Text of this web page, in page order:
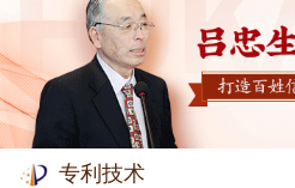
专利技术